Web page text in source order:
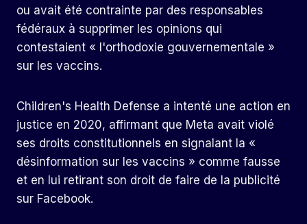
ou avait été contrainte par des responsables
fédéraux à supprimer les opinions qui
contestaient « l'orthodoxie gouvernementale »
sur les vaccins.
Children's Health Defense a intenté une action en
justice en 2020, affirmant que Meta avait violé
ses droits constitutionnels en signalant la «
désinformation sur les vaccins » comme fausse
et en lui retirant son droit de faire de la publicité
sur Facebook.